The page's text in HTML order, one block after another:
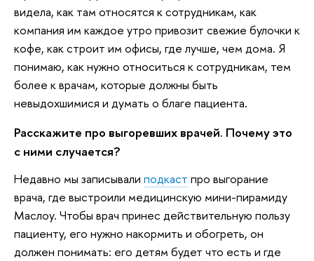
видела, как там относятся к сотрудникам, как
компания им каждое утро привозит свежие булочки к
кофе, как строит им офисы, где лучше, чем дома. Я
понимаю, как нужно относиться к сотрудникам, тем
более к врачам, которые должны быть
невыдохшимися и думать о благе пациента.
Расскажите про выгоревших врачей. Почему это
с ними случается?
Недавно мы записывали подкаст про выгорание
врача, где выстроили медицинскую мини-пирамиду
Маслоу. Чтобы врач принес действительную пользу
пациенту, его нужно накормить и обогреть, он
должен понимать: его детям будет что есть и где